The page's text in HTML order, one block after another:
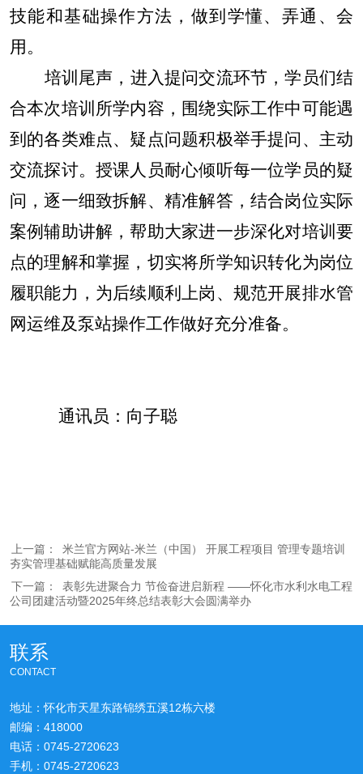
技能和基础操作方法，做到学懂、弄通、会
用。
培训尾声，进入提问交流环节，学员们结
合本次培训所学内容，围绕实际工作中可能遇
到的各类难点、疑点问题积极举手提问、主动
交流探讨。授课人员耐心倾听每一位学员的疑
问，逐一细致拆解、精准解答，结合岗位实际
案例辅助讲解，帮助大家进一步深化对培训要
点的理解和掌握，切实将所学知识转化为岗位
履职能力，为后续顺利上岗、规范开展排水管
网运维及泵站操作工作做好充分准备。
通讯员：向子聪
上一篇：
米兰官方网站-米兰（中国） 开展工程项目 管理专题培训
夯实管理基础赋能高质量发展
下一篇：
表彰先进聚合力 节俭奋进启新程​ ——怀化市水利水电工程
公司团建活动暨2025年终总结表彰大会圆满举办​
联系
CONTACT
地址：怀化市天星东路锦绣五溪12栋六楼
邮编：418000
电话：0745-2720623
手机：0745-2720623